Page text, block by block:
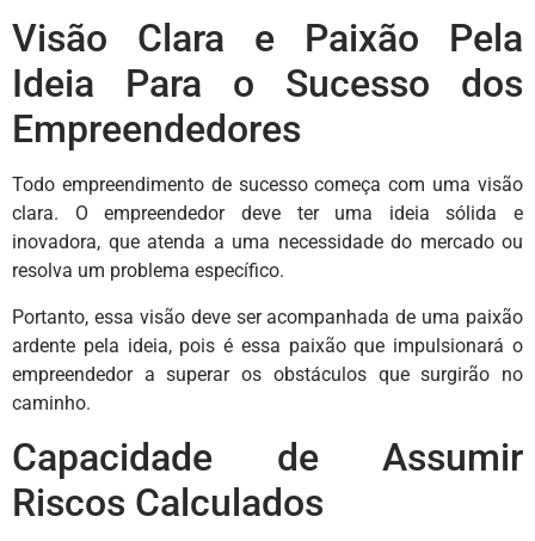
Visão Clara e Paixão Pela
Ideia Para o Sucesso dos
Empreendedores
Todo empreendimento de sucesso começa com uma visão
clara. O empreendedor deve ter uma ideia sólida e
inovadora, que atenda a uma necessidade do mercado ou
resolva um problema específico.
Portanto, essa visão deve ser acompanhada de uma paixão
ardente pela ideia, pois é essa paixão que impulsionará o
empreendedor a superar os obstáculos que surgirão no
caminho.
Capacidade de Assumir
Riscos Calculados